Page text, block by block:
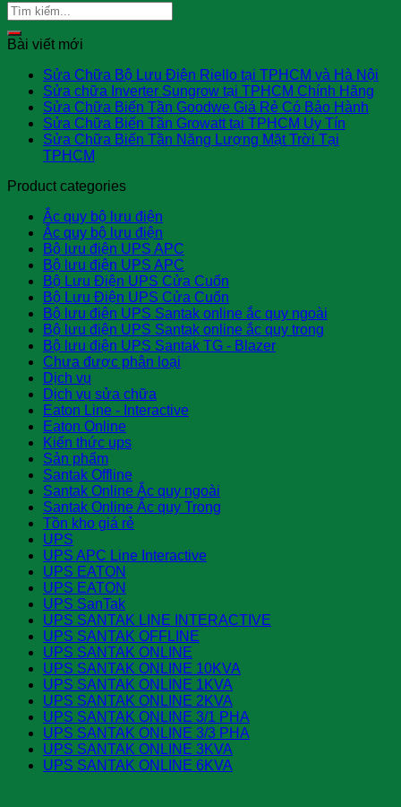
Bài viết mới
Sửa Chữa Bộ Lưu Điện Riello tại TPHCM và Hà Nội
Sửa chữa Inverter Sungrow tại TPHCM Chính Hãng
Sửa Chữa Biến Tần Goodwe Giá Rẻ Có Bảo Hành
Sửa Chữa Biến Tần Growatt tại TPHCM Uy Tín
Sửa Chữa Biến Tần Năng Lượng Mặt Trời Tại
TPHCM
Product categories
Ắc quy bộ lưu điện
Ắc quy bộ lưu điện
Bộ lưu điện UPS APC
Bộ lưu điện UPS APC
Bộ Lưu Điện UPS Cửa Cuốn
Bộ Lưu Điện UPS Cửa Cuốn
Bộ lưu điện UPS Santak online ắc quy ngoài
Bộ lưu điện UPS Santak online ắc quy trong
Bộ lưu điện UPS Santak TG - Blazer
Chưa được phân loại
Dịch vụ
Dịch vụ sửa chữa
Eaton Line - Interactive
Eaton Online
Kiến thức ups
Sản phẩm
Santak Offline
Santak Online Ắc quy ngoài
Santak Online Ắc quy Trong
Tồn kho giá rẻ
UPS
UPS APC Line Interactive
UPS EATON
UPS EATON
UPS SanTak
UPS SANTAK LINE INTERACTIVE
UPS SANTAK OFFLINE
UPS SANTAK ONLINE
UPS SANTAK ONLINE 10KVA
UPS SANTAK ONLINE 1KVA
UPS SANTAK ONLINE 2KVA
UPS SANTAK ONLINE 3/1 PHA
UPS SANTAK ONLINE 3/3 PHA
UPS SANTAK ONLINE 3KVA
UPS SANTAK ONLINE 6KVA